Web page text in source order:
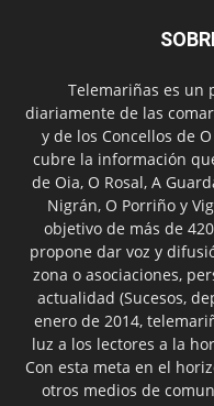
Telemariñas es un
diariamente de las
y de los Concellos de
cubre la información
de Oia, O Rosal, A
Nigrán, O Porriño y
objetivo de más de
propone dar voz y
zona o asociaciones,
actualidad (Sucesos,
enero de 2014,
luz a los lectores a la
Con esta meta en el
otros medios de